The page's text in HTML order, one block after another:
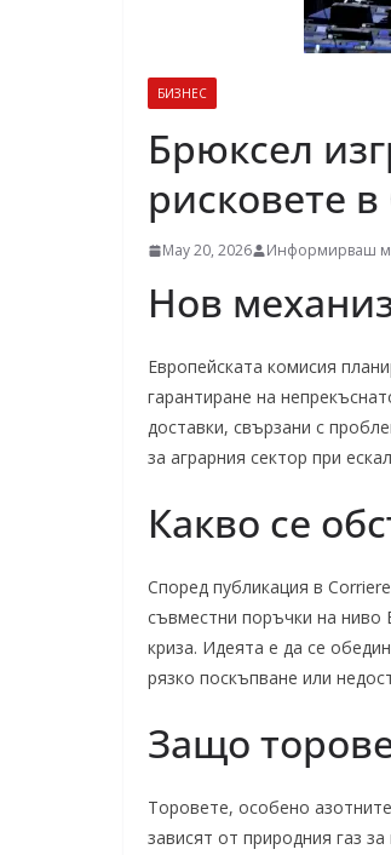
БИЗНЕС
Брюксел
рисковете
May 20, 2026 Информирваш
Нов
Европейската комисия
гарантиране на
доставки, свързани с
за аграрния сектор при
Какво се
Според публикация в
съвместни поръчки на
криза. Идеята е да се
рязко поскъпване или
Защо
Торовете, особено
зависят от природния газ